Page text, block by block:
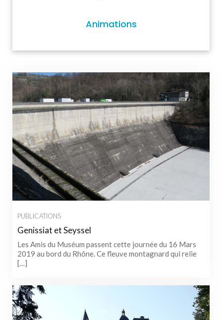
Animations
PUBLICATIONS
Genissiat et Seyssel
Les Amis du Muséum passent cette journée du 16 Mars
2019 au bord du Rhône. Ce fleuve montagnard qui relie
[…]